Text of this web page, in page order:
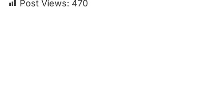
Post Views: 470